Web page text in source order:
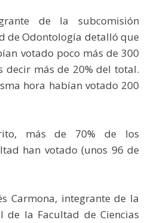
de la subcomisión
de Odontología detalló que
votado poco más de 300
decir más de 20% del total.
hora habían votado 200
más de 70% de los
han votado (unos 96 de
Carmona, integrante de la
de la Facultad de Ciencias